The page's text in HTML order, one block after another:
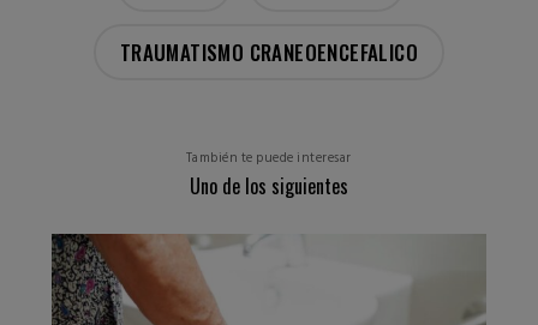
TRAUMATISMO CRANEOENCEFALICO
También te puede interesar
Uno de los siguientes